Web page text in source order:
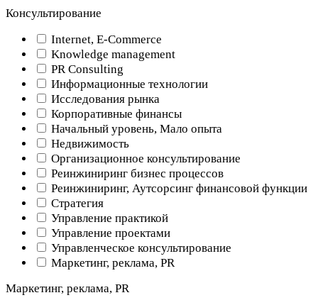
Консультирование
Internet, E-Commerce
Knowledge management
PR Consulting
Информационные технологии
Исследования рынка
Корпоративные финансы
Начальный уровень, Мало опыта
Недвижимость
Организационное консультирование
Реинжиниринг бизнес процессов
Реинжиниринг, Аутсорсинг финансовой функции
Стратегия
Управление практикой
Управление проектами
Управленческое консультирование
Маркетинг, реклама, PR
Маркетинг, реклама, PR